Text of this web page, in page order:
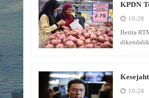
KPDN
10-28
Berita
10-28